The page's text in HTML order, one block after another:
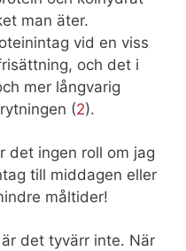
man äter.
vid en viss
och det i
mer långvarig
(2).
det ingen roll om jag
till middagen eller
måltider!
det tyvärr inte. När